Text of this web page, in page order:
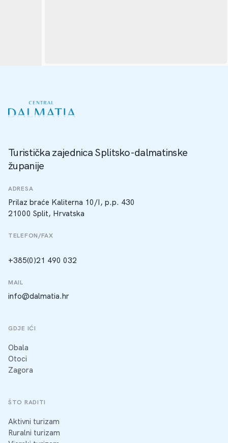
Turistička zajednica Splitsko-dalmatinske
županije
ADRESA
Prilaz braće Kaliterna 10/I, p.p. 430
21000 Split, Hrvatska
TELEFON/FAX
+385(0)21 490 032
MAIL
info@dalmatia.hr
GDJE IĆI
Obala
Otoci
Zagora
ŠTO RADITI
Aktivni turizam
Ruralni turizam